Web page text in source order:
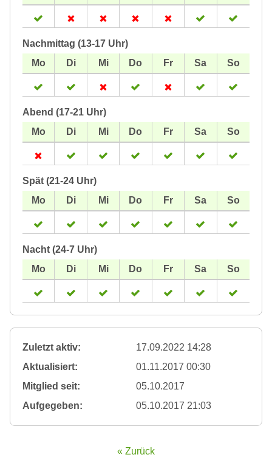
Nachmittag (13-17 Uhr)
Abend (17-21 Uhr)
Spät (21-24 Uhr)
Nacht (24-7 Uhr)
Zuletzt aktiv:
17.09.2022 14:28
Aktualisiert:
01.11.2017 00:30
Mitglied seit:
05.10.2017
Aufgegeben:
05.10.2017 21:03
« Zurück